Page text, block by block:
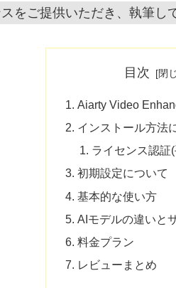
をご提供いただき、執筆し
目次
Aiarty Video
インストール方法
ライセンス認証
初期設定について
基本的な使い方
AIモデルの違いと
料金プラン
レビューまとめ